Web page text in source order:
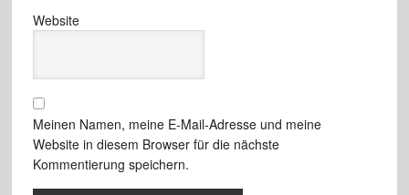
Website
Meinen Namen, meine E-Mail-Adresse und meine
Website in diesem Browser für die nächste
Kommentierung speichern.